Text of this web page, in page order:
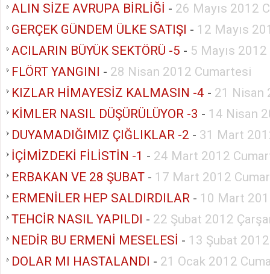
ALIN SİZE AVRUPA BİRLİĞİ - 26 Mayıs 2012
GERÇEK GÜNDEM ÜLKE SATIŞI - 12 Mayıs
ACILARIN BÜYÜK SEKTÖRÜ -5 - 5 Mayıs
FLÖRT YANGINI - 28 Nisan 2012 Cumartesi
KIZLAR HİMAYESİZ KALMASIN -4 - 21 Nisan
KİMLER NASIL DÜŞÜRÜLÜYOR -3 - 14 Nisan
DUYAMADIĞIMIZ ÇIĞLIKLAR -2 - 31 Mart
İÇİMİZDEKİ FİLİSTİN -1 - 24 Mart 2012
ERBAKAN VE 28 ŞUBAT - 17 Mart 2012
ERMENİLER HEP SALDIRDILAR - 10 Mart
TEHCİR NASIL YAPILDI - 22 Şubat 2012
NEDİR BU ERMENİ MESELESİ - 13 Şubat
DOLAR MI HASTALANDI - 21 Ocak 2012